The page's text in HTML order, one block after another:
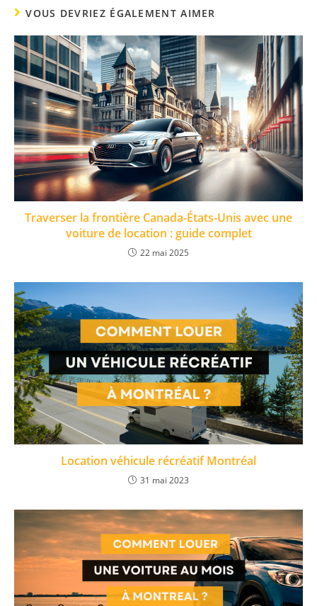
VOUS DEVRIEZ ÉGALEMENT AIMER
Traverser la frontière Canada-États-Unis avec une
voiture de location : guide complet
22 mai 2025
Location véhicule récréatif Montréal
31 mai 2023